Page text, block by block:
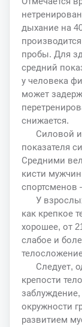
дыхание на
пробы. Для
средний
у человека
может
снижается.
Силовой
показателя
Средними
кисти
спортсменов
У
как крепкое
хорошее, от
слабое и
Следует,
крепости
окружности
развитием